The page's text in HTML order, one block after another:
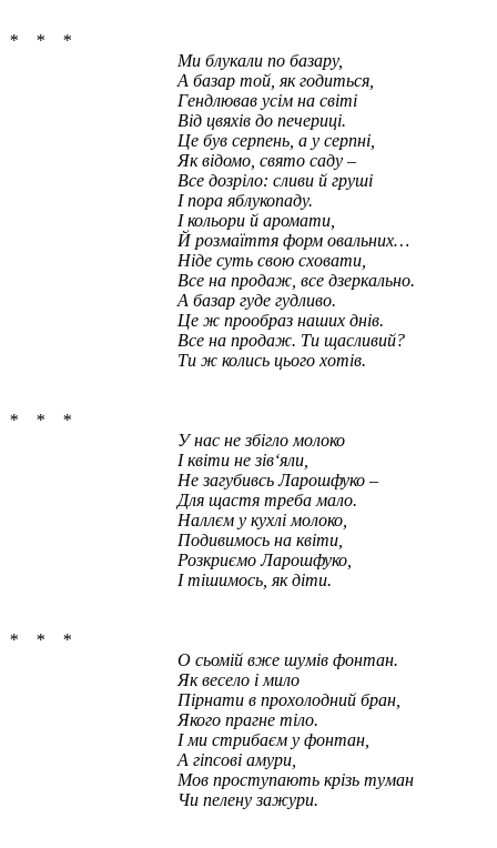
* * *
Ми блукали по базару,
А базар той, як годиться,
Гендлював усім на світі
Від цвяхів до печериці.
Це був серпень, а у серпні,
Як відомо, свято саду –
Все дозріло: сливи й груші
І пора яблукопаду.
І кольори й аромати,
Й розмаїття форм овальних…
Ніде суть свою сховати,
Все на продаж, все дзеркально.
А базар гуде гудливо.
Це ж прообраз наших днів.
Все на продаж. Ти щасливий?
Ти ж колись цього хотів.
* * *
У нас не збігло молоко
І квіти не зів‘яли,
Не загубивсь Ларошфуко –
Для щастя треба мало.
Наллєм у кухлі молоко,
Подивимось на квіти,
Розкриємо Ларошфуко,
І тішимось, як діти.
* * *
О сьомій вже шумів фонтан.
Як весело і мило
Пірнати в прохолодний бран,
Якого прагне тіло.
І ми стрибаєм у фонтан,
А гіпсові амури,
Мов проступають крізь туман
Чи пелену зажури.